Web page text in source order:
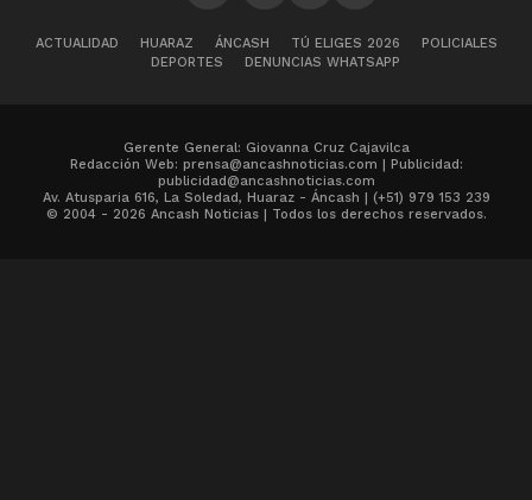
ACTUALIDAD HUARAZ ÁNCASH TÚ ELIGES 2026
POLICIALES
DEPORTES
DENUNCIAS WHATSAPP
Gerente General: Giovanna Cruz Cajavilca
Redacción Web: prensa@ancashnoticias.com | Publicidad:
publicidad@ancashnoticias.com
Av. Atusparia 616, La Soledad, Huaraz - Áncash | (+51) 979 153 239
© 2004 - 2026 Ancash Noticias | Todos los derechos reservados.